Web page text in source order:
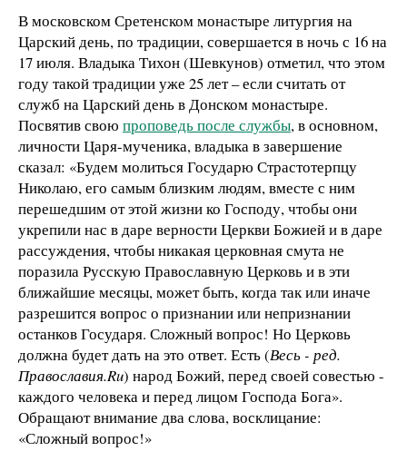
В московском Сретенском монастыре литургия на
Царский день, по традиции, совершается в ночь с 16 на
17 июля. Владыка Тихон (Шевкунов) отметил, что этом
году такой традиции уже 25 лет – если считать от
служб на Царский день в Донском монастыре.
Посвятив свою проповедь после службы, в основном,
личности Царя-мученика, владыка в завершение
сказал: «Будем молиться Государю Страстотерпцу
Николаю, его самым близким людям, вместе с ним
перешедшим от этой жизни ко Господу, чтобы они
укрепили нас в даре верности Церкви Божией и в даре
рассуждения, чтобы никакая церковная смута не
поразила Русскую Православную Церковь и в эти
ближайшие месяцы, может быть, когда так или иначе
разрешится вопрос о признании или непризнании
останков Государя. Сложный вопрос! Но Церковь
должна будет дать на это ответ. Есть (Весь - ред.
Православия.Ru) народ Божий, перед своей совестью -
каждого человека и перед лицом Господа Бога».
Обращают внимание два слова, восклицание:
«Сложный вопрос!»